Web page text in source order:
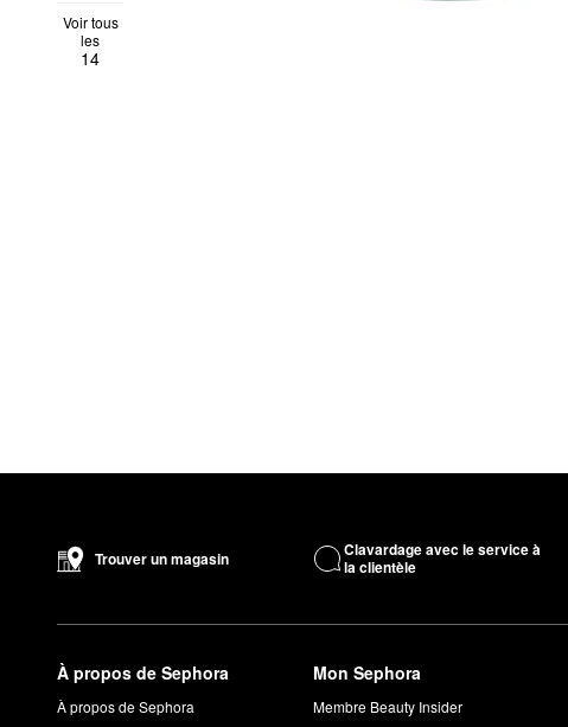
Voir tous
les
14
Trouver un magasin
Clavardage avec le service à
la clientèle
À propos de Sephora
À propos de Sephora
Mon Sephora
Membre Beauty Insider